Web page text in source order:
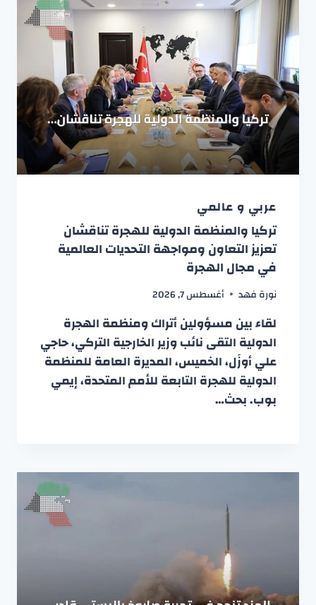
عربي و عالمي
تركيا والمنظمة الدولية للهجرة تناقشان
تعزيز التعاون ومواجهة التحديات العالمية
في مجال الهجرة
نورة فهد أغسطس 7, 2026
لقاء بين مسؤولين أتراك ومنظمة الهجرة
الدولية التقى نائب وزير الخارجية التركي، حاجي
علي أوزَل، الخميس، المديرة العامة للمنظمة
الدولية للهجرة التابعة للأمم المتحدة، إيمي
بوب. بحث…